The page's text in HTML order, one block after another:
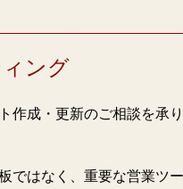
ング
作成・更新のご相談を承り
ではなく、重要な営業ツ